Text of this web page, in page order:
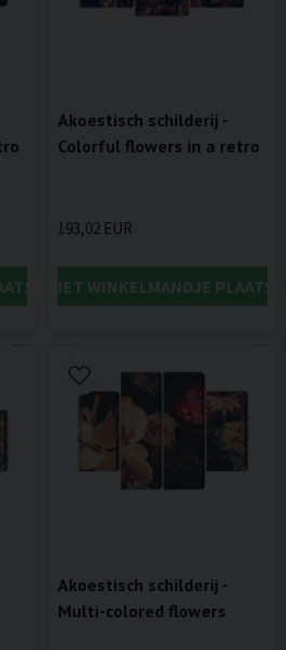
Akoestisch schilderij -
Colorful flowers in a retro
193,02 EUR
IN HET WINKELMANDJE
Akoestisch schilderij -
Multi-colored flowers